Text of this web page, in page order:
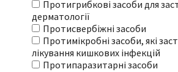
Протигрибкові засоби для
дерматології
Протисвербіжні засоби
Протимікробні засоби, які
лікування кишкових інфекцій
Протипаразитарні засоби